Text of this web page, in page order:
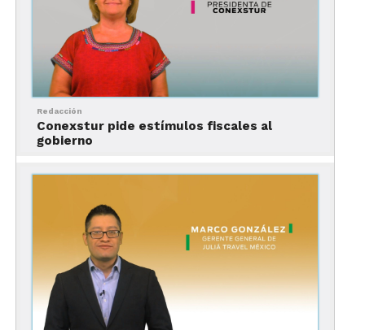
mejores lecciones de vida y salir fuertes.
Aseguró que hay un reto por delante y una gran
responsabilidad con sus colaboradores,
compañeros, familias y clientes.
“Hay que recordar que estamos hechos de sueños
y estos también se contagian”.
Recomendó hablar con los clientes y juntos
empezar a planear sus próximos viajes, las
próximas vacaciones, las próximas aventuras, el
entusiasmo debe prevalecer para que prevalezca la
actividad.
La capacitación es clave en
Redacción
Conexstur pide estímulos fiscales al
gobierno